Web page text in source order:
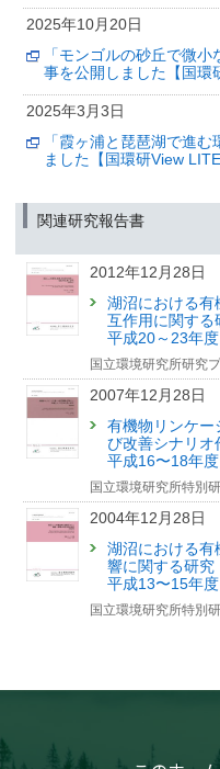
題研究会、筑波研究学園都市記
頻発する猛暑が湖底の貧
（筑波研究学園都市記者会、環
炭化水素産生藻類ボトリ
—
者クラブ、京都大学 記者クラ
2025年10月20日
「モンゴルの砂丘で微
事を公開しました【国環
2025年3月3日
「霞ヶ浦と琵琶湖で進
ました【国環研View LITE
関連研究報告書
2012年12月28日
湖沼における有
互作用に関する
平成20～23年度
国立環境研究所研究
2007年12月28日
有機物リンケー
び改善シナリオ
平成16〜18年度
国立環境研究所特別
2004年12月28日
湖沼における有
響に関する研究
平成13〜15年度
国立環境研究所特別
に関する調査研
2001年9月28日